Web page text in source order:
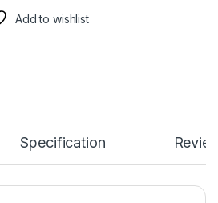
Add to wishlist
Specification